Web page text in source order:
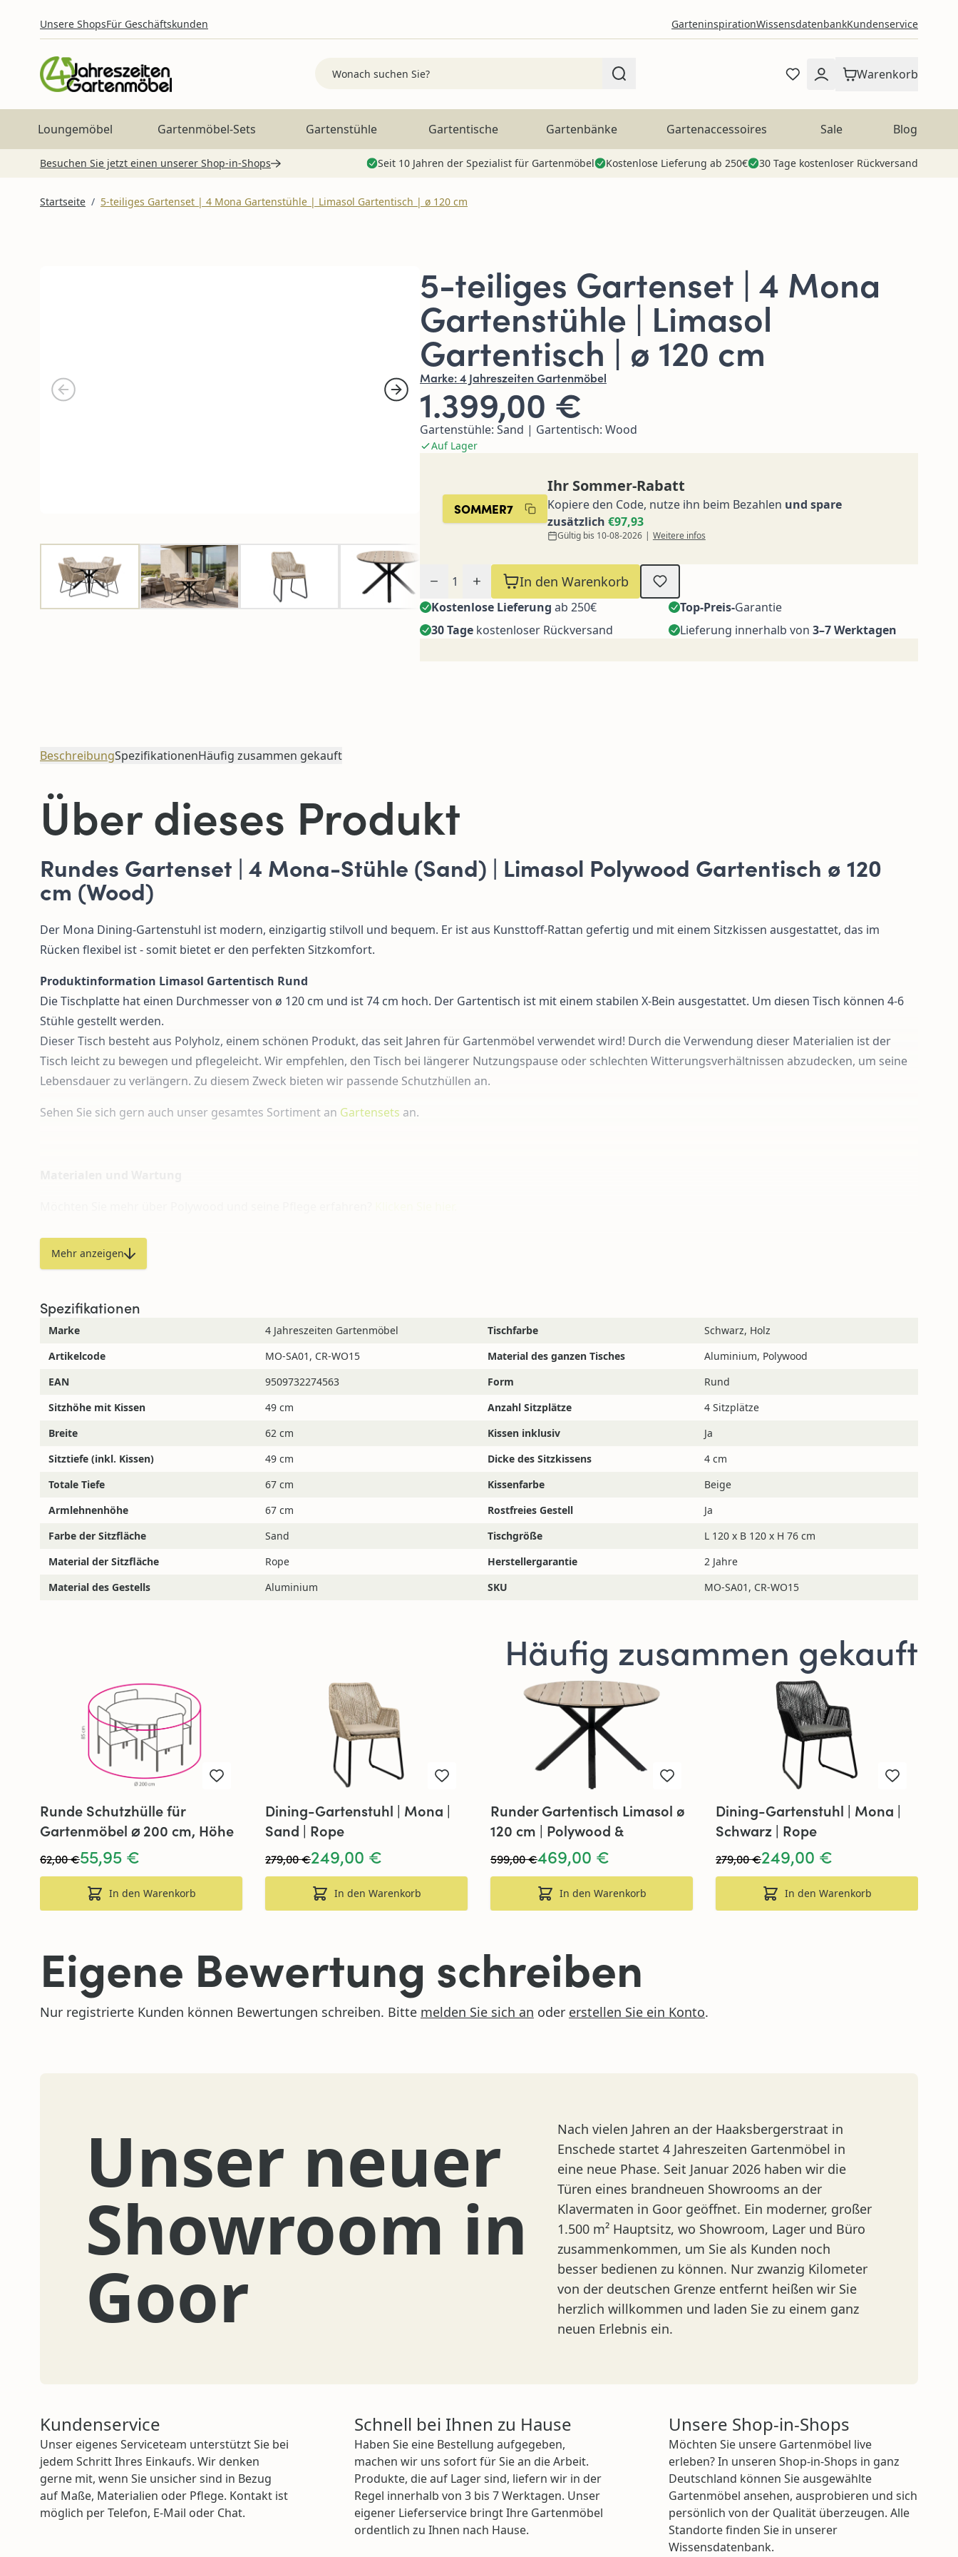
Unsere ShopsFür Geschäftskunden GarteninspirationWissensdatenbankKundenservice
Warenkorb
Loungemöbel Gartenmöbel-Sets Gartenstühle Gartentische Gartenbänke Gartenaccessoires Sale Blog
Besuchen Sie jetzt einen unserer Shop-in-Shops Seit 10 Jahren der Spezialist für Gartenmöbel Kostenlose Lieferung ab 250€ 30 Tage kostenloser Rückversand
Startseite / 5-teiliges Gartenset | 4 Mona Gartenstühle | Limasol Gartentisch | ø 120 cm
5-teiliges Gartenset | 4 Mona
Gartenstühle | Limasol
Gartentisch | ø 120 cm
Marke:4 Jahreszeiten Gartenmöbel
1.399,00 €
Gartenstühle: Sand | Gartentisch: Wood
Auf Lager
SOMMER7
Ihr Sommer-Rabatt
Kopiere den Code, nutze ihn beim Bezahlen und spare
zusätzlich €97,93
Gültig bis 10-08-2026 | Weitere infos
In den Warenkorb
Kostenlose Lieferung ab 250€ Top-Preis-Garantie
30 Tagekostenloser Rückversand Lieferung innerhalb von3–7 Werktagen
BeschreibungSpezifikationenHäufig zusammen gekauft
Über dieses Produkt
Rundes Gartenset | 4 Mona-Stühle (Sand) | Limasol Polywood Gartentisch ø 120
cm (Wood)
Der Mona Dining-Gartenstuhl ist modern, einzigartig stilvoll und bequem. Er ist aus Kunsttoff-Rattan gefertig und mit einem Sitzkissen ausgestattet, das im
Rücken flexibel ist - somit bietet er den perfekten Sitzkomfort.
Produktinformation Limasol Gartentisch Rund
Die Tischplatte hat einen Durchmesser von ø 120 cm und ist 74 cm hoch. Der Gartentisch ist mit einem stabilen X-Bein ausgestattet. Um diesen Tisch können 4-6
Stühle gestellt werden.
Dieser Tisch besteht aus Polyholz, einem schönen Produkt, das seit Jahren für Gartenmöbel verwendet wird! Durch die Verwendung dieser Materialien ist der
Tisch leicht zu bewegen und pflegeleicht. Wir empfehlen, den Tisch bei längerer Nutzungspause oder schlechten Witterungsverhältnissen abzudecken, um seine
Lebensdauer zu verlängern. Zu diesem Zweck bieten wir passende Schutzhüllen an.
Sehen Sie sich gern auch unser gesamtes Sortiment an Gartensets an.
Möchten Sie mehr über Rope und seine Pflege erfahren?
Noch Fragen?
Wenn Sie Fragen haben, können Sie uns gerne kontaktieren! Die Chat-Funktion unten rechts auf dem Bildschirm ist während der Öffnungszeiten online und per E-
Mail erreichen Sie uns unter:
info@4jahreszeitengartenmobel.de
Mehr anzeigen
Spezifikationen
Marke
4 Jahreszeiten Gartenmöbel
Artikelcode
MO-SA01, CR-WO15
EAN
9509732274563
Sitzhöhe mit Kissen
49 cm
Breite
62 cm
Sitztiefe (inkl. Kissen)
49 cm
Totale Tiefe
67 cm
Armlehnenhöhe
67 cm
Farbe der Sitzfläche
Sand
Material der Sitzfläche
Rope
Material des Gestells
Aluminium
Tischfarbe
Schwarz, Holz
Material des ganzen Tisches
Aluminium, Polywood
Form
Rund
Anzahl Sitzplätze
4 Sitzplätze
Kissen inklusiv
Ja
Dicke des Sitzkissens
4 cm
Kissenfarbe
Beige
Rostfreies Gestell
Ja
Tischgröße
L 120 x B 120 x H 76 cm
Herstellergarantie
2 Jahre
SKU
MO-SA01, CR-WO15
Häufig zusammen gekauft
Runde Schutzhülle für
Gartenmöbel ⌀ 200 cm, Höhe
55,95 €
62,00 €
In den Warenkorb
Dining-Gartenstuhl | Mona |
Sand | Rope
249,00 €
279,00 €
In den Warenkorb
Runder Gartentisch Limasol ø
120 cm | Polywood &
Aluminium | Holz
469,00 €
599,00 €
In den Warenkorb
Dining-Gartenstuhl | Mona |
Schwarz | Rope
249,00 €
279,00 €
In den Warenkorb
Eigene Bewertung schreiben
Nur registrierte Kunden können Bewertungen schreiben. Bitte melden Sie sich an oder erstellen Sie ein Konto.
Unser neuer
Showroom in
Goor
Nach vielen Jahren an der Haaksbergerstraat in
Enschede startet 4 Jahreszeiten Gartenmöbel in
eine neue Phase. Seit Januar 2026 haben wir die
Türen eines brandneuen Showrooms an der
Klavermaten in Goor geöffnet. Ein moderner, großer
1.500 m² Hauptsitz, wo Showroom, Lager und Büro
zusammenkommen, um Sie als Kunden noch
besser bedienen zu können. Nur zwanzig Kilometer
von der deutschen Grenze entfernt heißen wir Sie
herzlich willkommen und laden Sie zu einem ganz
neuen Erlebnis ein.
Kundenservice
Unser eigenes Serviceteam unterstützt Sie bei
jedem Schritt Ihres Einkaufs. Wir denken
gerne mit, wenn Sie unsicher sind in Bezug
auf Maße, Materialien oder Pflege. Kontakt ist
möglich per Telefon, E-Mail oder Chat.
Schnell bei Ihnen zu Hause
Haben Sie eine Bestellung aufgegeben,
machen wir uns sofort für Sie an die Arbeit.
Produkte, die auf Lager sind, liefern wir in der
Regel innerhalb von 3 bis 7 Werktagen. Unser
eigener Lieferservice bringt Ihre Gartenmöbel
ordentlich zu Ihnen nach Hause.
Unsere Shop-in-Shops
Möchten Sie unsere Gartenmöbel live
erleben? In unseren Shop-in-Shops in ganz
Deutschland können Sie ausgewählte
Gartenmöbel ansehen, ausprobieren und sich
persönlich von der Qualität überzeugen. Alle
Standorte finden Sie in unserer
Wissensdatenbank.